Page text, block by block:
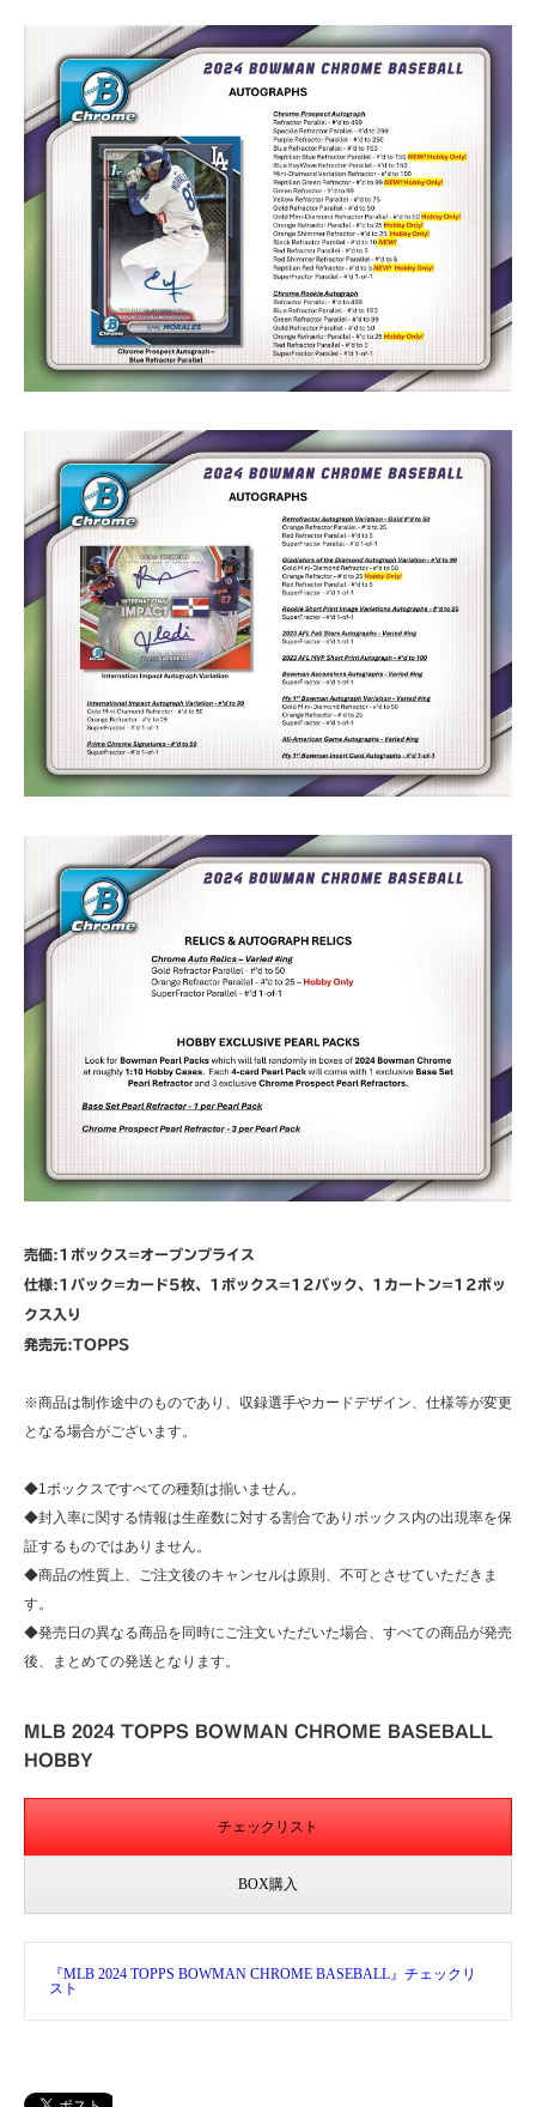
売価:1ボックス=オープンプライス
仕様:1パック=カード5枚、1ボックス=12パック、1カートン=12ボッ
クス入り
発売元:TOPPS
※商品は制作途中のものであり、収録選手やカードデザイン、仕様等が変更
となる場合がございます。
◆1ボックスですべての種類は揃いません。
◆封入率に関する情報は生産数に対する割合でありボックス内の出現率を保
証するものではありません。
◆商品の性質上、ご注文後のキャンセルは原則、不可とさせていただきま
す。
◆発売日の異なる商品を同時にご注文いただいた場合、すべての商品が発売
後、まとめての発送となります。
MLB 2024 TOPPS BOWMAN CHROME BASEBALL
HOBBY
チェックリスト
BOX購入
『MLB 2024 TOPPS BOWMAN CHROME BASEBALL』チェックリ
スト